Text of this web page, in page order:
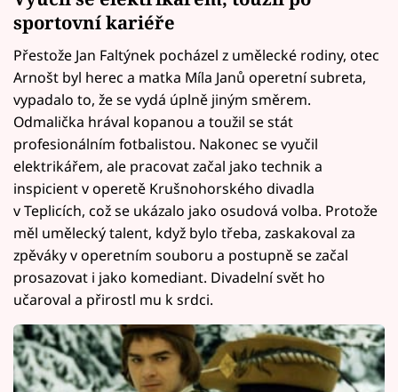
sportovní kariéře
Přestože Jan Faltýnek pocházel z umělecké rodiny, otec
Arnošt byl herec a matka Míla Janů operetní subreta,
vypadalo to, že se vydá úplně jiným směrem.
Odmalička hrával kopanou a toužil se stát
profesionálním fotbalistou. Nakonec se vyučil
elektrikářem, ale pracovat začal jako technik a
inspicient v operetě Krušnohorského divadla
v Teplicích, což se ukázalo jako osudová volba. Protože
měl umělecký talent, když bylo třeba, zaskakoval za
zpěváky v operetním souboru a postupně se začal
prosazovat i jako komediant. Divadelní svět ho
učaroval a přirostl mu k srdci.